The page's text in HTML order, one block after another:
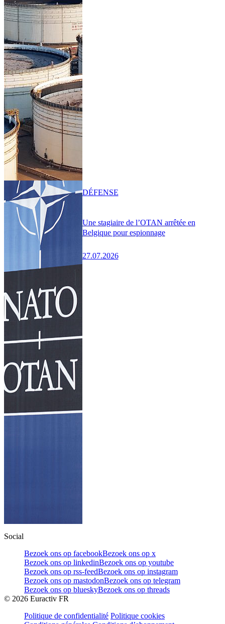
Une stagiaire de l’OTAN arrêtée en
Belgique pour espionnage
27.07.2026
DÉFENSE
Social
Bezoek ons op facebookBezoek ons op x
Bezoek ons op linkedinBezoek ons op youtube
Bezoek ons op rss-feedBezoek ons op instagram
Bezoek ons op mastodonBezoek ons op telegram
Bezoek ons op blueskyBezoek ons op threads
© 2026 Euractiv FR
Politique de confidentialité Politique cookies